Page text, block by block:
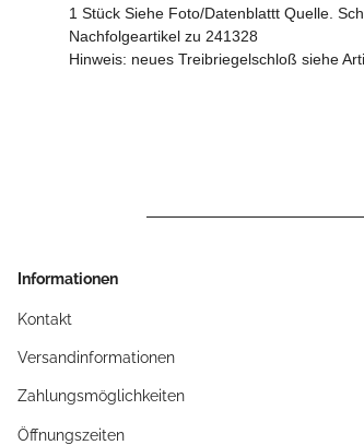
1 Stück Siehe Foto/Datenblattt Quelle.
Nachfolgeartikel zu 241328
Hinweis: neues Treibriegelschloß siehe
Informationen
Kontakt
Versandinformationen
Zahlungsmöglichkeiten
Öffnungszeiten